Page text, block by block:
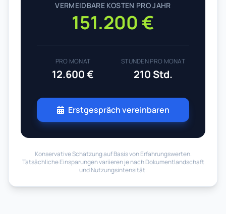
VERMEIDBARE KOSTEN PRO JAHR
151.200 €
PRO MONAT
12.600 €
STUNDEN PRO MONAT
210 Std.
Erstgespräch vereinbaren
Konservative Schätzung auf Basis von Erfahrungswerten.
Tatsächliche Einsparungen variieren je nach Dokumentlandschaft
und Nutzungsintensität.